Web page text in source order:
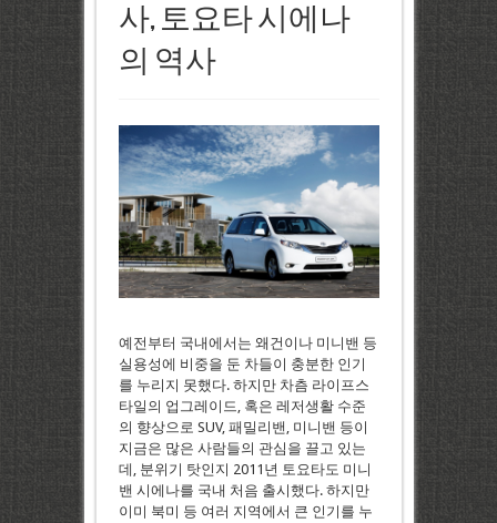
사, 토요타 시에나
의 역사
예전부터 국내에서는 왜건이나 미니밴 등
실용성에 비중을 둔 차들이 충분한 인기
를 누리지 못했다. 하지만 차츰 라이프스
타일의 업그레이드, 혹은 레저생활 수준
의 향상으로 SUV, 패밀리밴, 미니밴 등이
지금은 많은 사람들의 관심을 끌고 있는
데, 분위기 탓인지 2011년 토요타도 미니
밴 시에나를 국내 처음 출시했다. 하지만
이미 북미 등 여러 지역에서 큰 인기를 누